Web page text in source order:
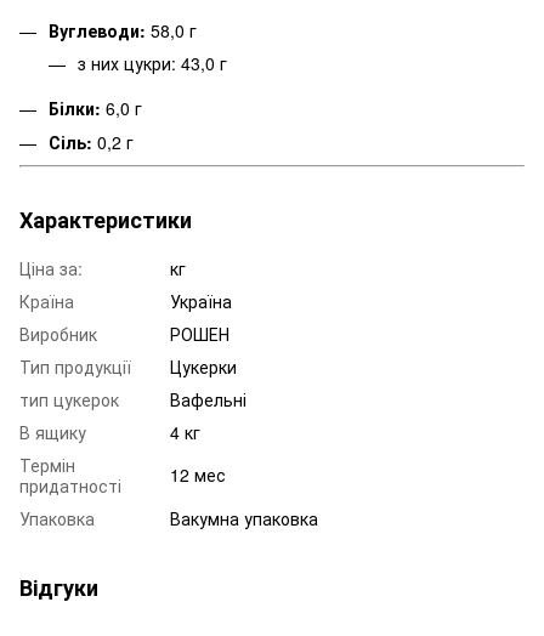
Вуглеводи: 58,0 г
з них цукри: 43,0 г
Білки: 6,0 г
Сіль: 0,2 г
Характеристики
Ціна за:
кг
Країна
Україна
Виробник
РОШЕН
Тип продукції
Цукерки
тип цукерок
Вафельні
В ящику
4 кг
Термін
придатності
12 мес
Упаковка
Вакумна упаковка
Відгуки